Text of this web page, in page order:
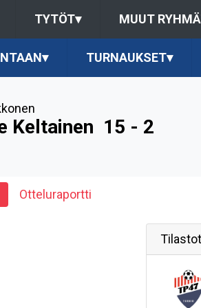
TYTÖT▾ MUUT
▾ TURNAUKSET▾
Keltainen 15 - 2
Otteluraportti
Tilastot